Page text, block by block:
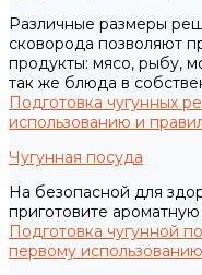
Различные размеры
сковорода позволяют
продукты: мясо, рыбу,
так же блюда в
Подготовка чугунных
использованию и
Чугунная посуда
На безопасной для
приготовите
Подготовка чугунной
первому